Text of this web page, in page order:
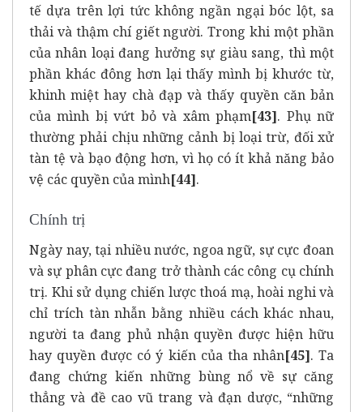
tế dựa trên lợi tức không ngần ngại bóc lột, sa
thải và thậm chí giết người. Trong khi một phần
của nhân loại đang hưởng sự giàu sang, thì một
phần khác đông hơn lại thấy mình bị khước từ,
khinh miệt hay chà đạp và thấy quyền căn bản
của mình bị vứt bỏ và xâm phạm[43]. Phụ nữ
thường phải chịu những cảnh bị loại trừ, đối xử
tàn tệ và bạo động hơn, vì họ có ít khả năng bảo
vệ các quyền của mình[44].
Chính trị
Ngày nay, tại nhiều nước, ngoa ngữ, sự cực đoan
và sự phân cực đang trở thành các công cụ chính
trị. Khi sử dụng chiến lược thoá mạ, hoài nghi và
chỉ trích tàn nhẫn bằng nhiều cách khác nhau,
người ta đang phủ nhận quyền được hiện hữu
hay quyền được có ý kiến của tha nhân[45]. Ta
đang chứng kiến những bùng nổ về sự căng
thẳng và đề cao vũ trang và đạn dược, “những